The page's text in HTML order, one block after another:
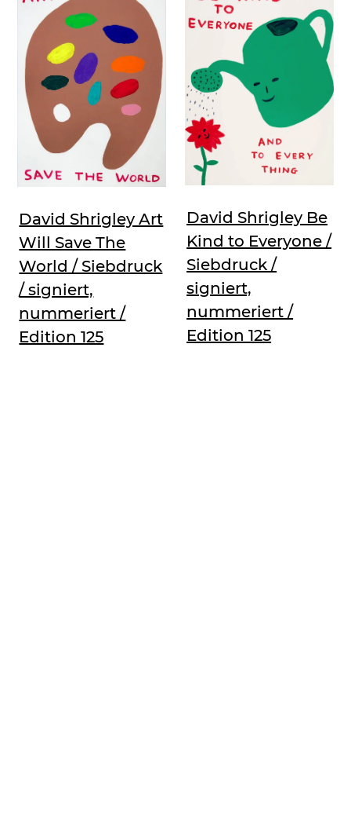
David Shrigley Art
Will Save The
World / Siebdruck
/ signiert,
nummeriert /
Edition 125
David Shrigley Be
Kind to Everyone /
Siebdruck /
signiert,
nummeriert /
Edition 125